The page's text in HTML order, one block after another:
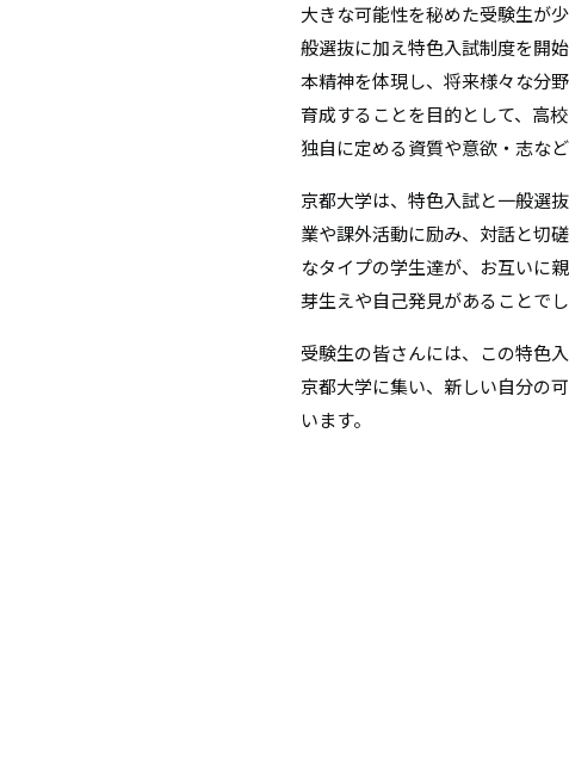
大きな可能性を秘めた受験生が
般選抜に加え特色入試制度を開
本精神を体現し、将来様々な分
育成することを目的として、高
独自に定める資質や意欲・志な
京都大学は、特色入試と一般選
業や課外活動に励み、対話と切
なタイプの学生達が、お互いに
芽生えや自己発見があることでし
受験生の皆さんには、この特色
京都大学に集い、新しい自分の
います。